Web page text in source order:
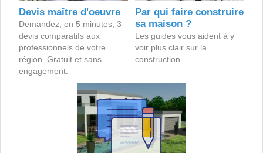
Devis maître d'oeuvre
Demandez, en 5 minutes, 3
devis comparatifs aux
professionnels de votre
région. Gratuit et sans
engagement.
Par qui faire construire
sa maison ?
Les guides vous aident à y
voir plus clair sur la
construction.